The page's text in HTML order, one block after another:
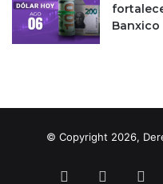
Banxico
© Copyright 2026,
Facebook